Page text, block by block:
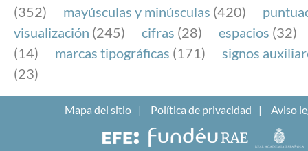
(352)
mayúsculas y minúsculas (420)
visualización (245) cifras (28) espacios (32)
(14)
marcas tipográficas (171)
signos
(23)
Mapa del sitio Política de privacidad Aviso